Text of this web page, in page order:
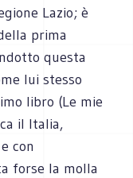
Lazio; è
prima
questa
lui stesso
libro (Le mie
il Italia,
con
forse la molla